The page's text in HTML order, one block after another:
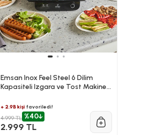
Emsan Inox Feel Steel 6 Dilim
Kapasiteli Izgara ve Tost Makinesi
+ 2.9B kişi favoriledi!
4.999 TL %40
2.999 TL